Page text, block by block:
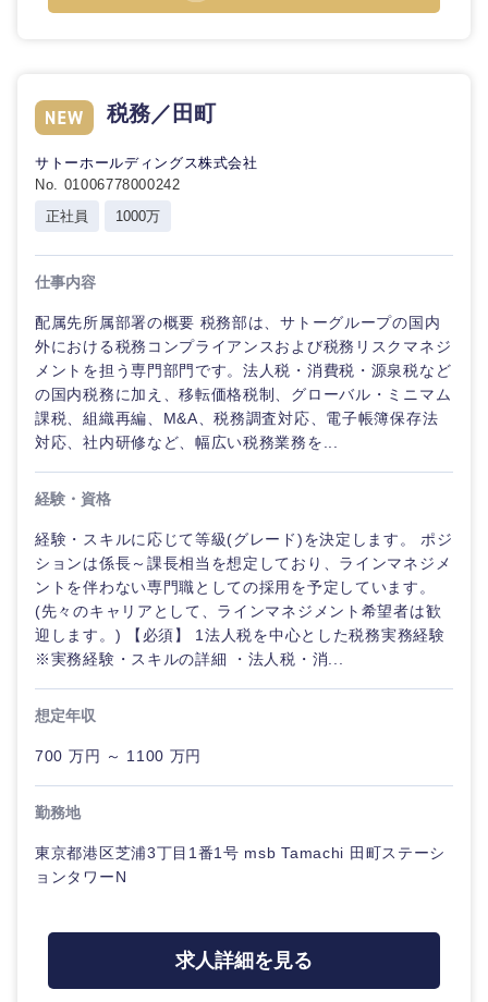
山口県
香川県
高知県
税務／田町
サトーホールディングス株式会社
No. 01006778000242
正社員
1000万
仕事内容
配属先所属部署の概要 税務部は、サトーグループの国内
外における税務コンプライアンスおよび税務リスクマネジ
メントを担う専門部門です。法人税・消費税・源泉税など
の国内税務に加え、移転価格税制、グローバル・ミニマム
課税、組織再編、M&A、税務調査対応、電子帳簿保存法
対応、社内研修など、幅広い税務業務を...
経験・資格
経験・スキルに応じて等級(グレード)を決定します。 ポジ
ションは係長～課長相当を想定しており、ラインマネジメ
ントを伴わない専門職としての採用を予定しています。
(先々のキャリアとして、ラインマネジメント希望者は歓
迎します。) 【必須】 1法人税を中心とした税務実務経験
※実務経験・スキルの詳細 ・法人税・消...
想定年収
700 万円 ～ 1100 万円
勤務地
東京都港区芝浦3丁目1番1号 msb Tamachi 田町ステーシ
ョンタワーN
求人詳細を見る